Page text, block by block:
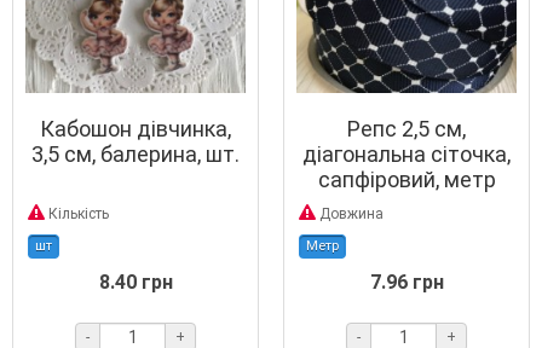
Кабошон дівчинка,
3,5 см, балерина, шт.
Кількість
шт
8.40 грн
- +
Репс 2,5 см,
діагональна сіточка,
сапфіровий, метр
Довжина
Метр
7.96 грн
- +